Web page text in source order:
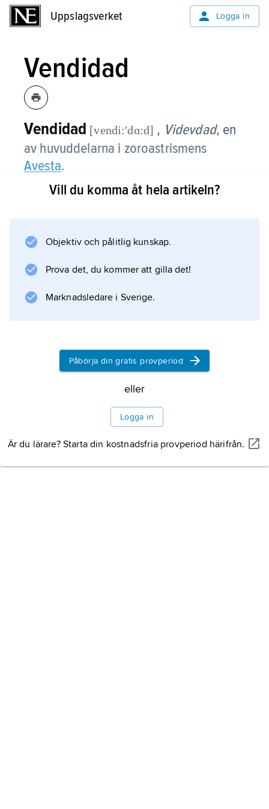
Uppslagsverket Logga in
Vendidad
Vendidad [vendi:ʹdɑ:d] , Videvdad, en
av huvuddelarna i zoroastrismens
Avesta.
Information om artikeln
Vill du komma åt hela artikeln?
Objektiv och pålitlig kunskap.
Prova det, du kommer att gilla det!
Marknadsledare i Sverige.
Påbörja din gratis provperiod
eller
Logga in
Är du lärare? Starta din kostnadsfria provperiod härifrån.